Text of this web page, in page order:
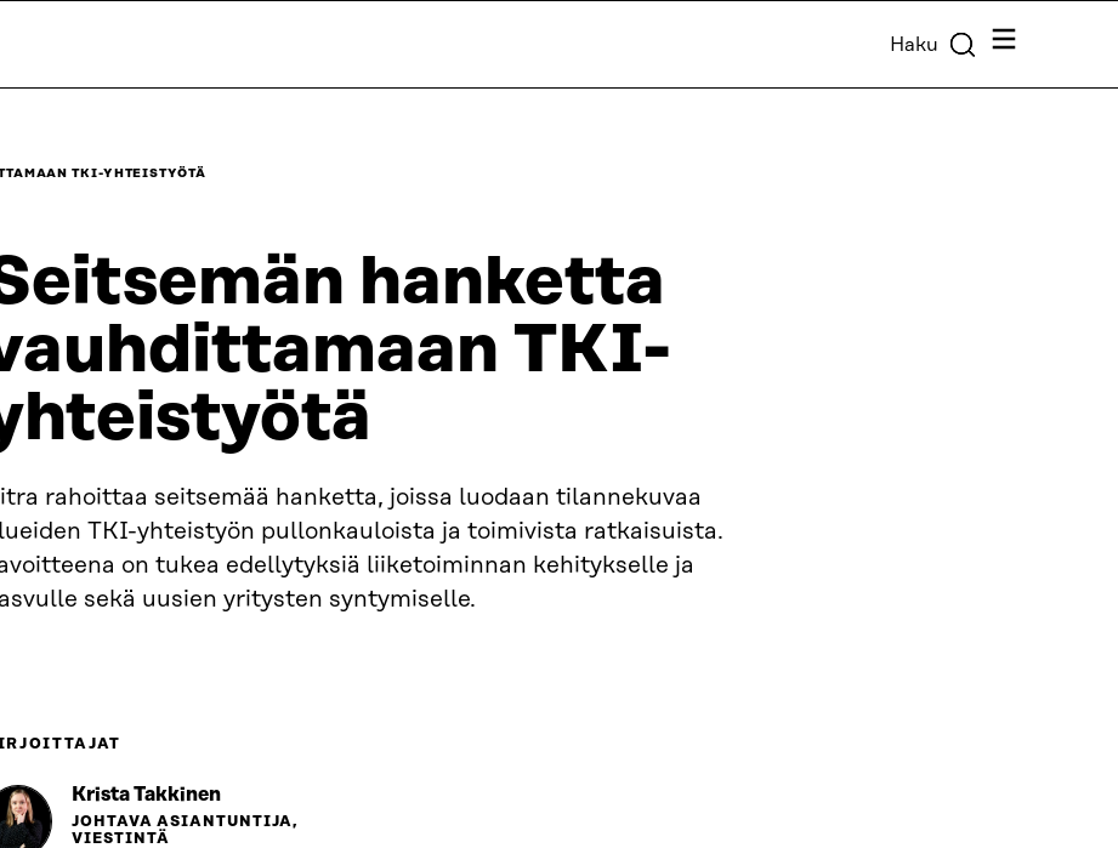
Haku Valikko
TKI-YHTEISTYÖTÄ
hanketta
TKI-
rahoittaa seitsemää hanketta, joissa luodaan tilannekuvaa
TKI-yhteistyön pullonkauloista ja toimivista ratkaisuista.
on tukea edellytyksiä liiketoiminnan kehitykselle ja
sekä uusien yritysten syntymiselle.
Krista Takkinen
JOHTAVA ASIANTUNTIJA,
VIESTINTÄ